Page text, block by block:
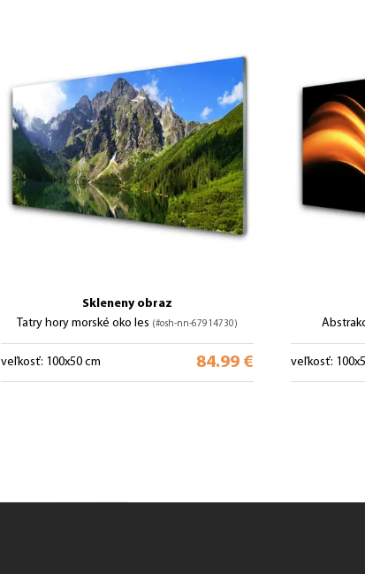
Skleneny obraz
Tatry hory morské oko les (#osh-nn-67914730)
veľkosť: 100x50 cm 84.99 € veľkosť: